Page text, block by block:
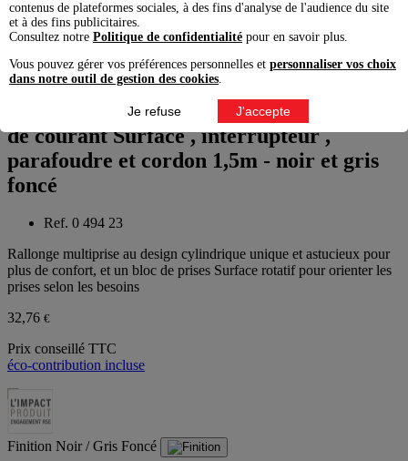
Slide suivante
Rallonge multiprise rotative avec 4 prises
de courant Surface , interrupteur ,
parafoudre et cordon 1,5m - noir et gris
foncé
Ref. 0 494 23
Rallonge multiprise au design cylindrique unique et astucieux pour
plus de confort, et un bloc de prises Surface rotatif pour orienter les
prises selon les besoins
32,76 €
Prix conseillé TTC
éco-contribution incluse
Finition Noir / Gris Foncé
contenus de plateformes sociales, à des fins d'analyse de l'audience du site
et à des fins publicitaires.
Consultez notre Politique de confidentialité pour en savoir plus.
Vous pouvez gérer vos préférences personnelles et personnaliser vos choix
dans notre outil de gestion des cookies.
Je refuse J'accepte